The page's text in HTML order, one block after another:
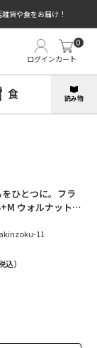
貨や食をお届け！
ログインカート
0
食 読み物
ひとつに。フラ
ウォルナット｜
11
込）